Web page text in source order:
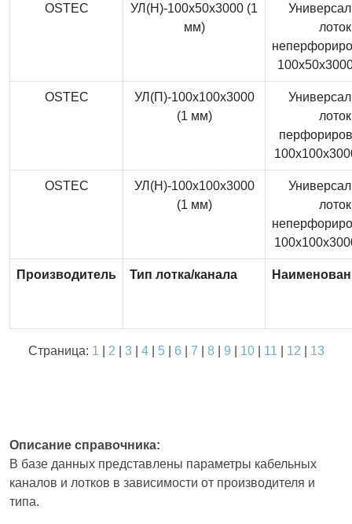
OSTEC
УЛ(Н)-100x50x3000 (1
мм)
лоток
OSTEC
УЛ(П)-100x100x3000
(1 мм)
лоток
OSTEC
УЛ(Н)-100x100x3000
(1 мм)
лоток
Производитель Тип лотка/канала
Страница: 1 2 3| 4| 5| 6 7 8| 9 10| 11 12 13
Описание справочника:
В базе данных представлены параметры кабельных
каналов и лотков в зависимости от производителя и
типа.